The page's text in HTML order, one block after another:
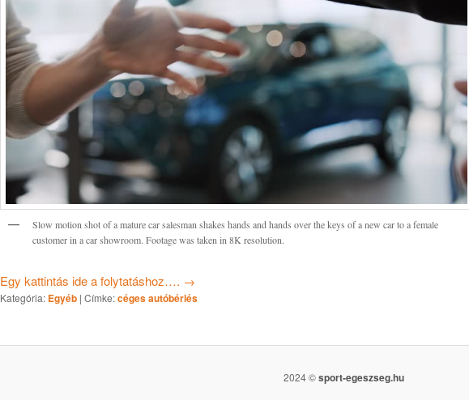
Slow motion shot of a mature car salesman shakes hands and hands over the keys of a new car to a female
customer in a car showroom. Footage was taken in 8K resolution.
Egy kattintás ide a folytatáshoz…. →
Kategória: Egyéb | Címke:céges autóbérlés
2024 ©sport-egeszseg.hu